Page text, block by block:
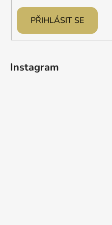
PŘIHLÁSIT SE
Instagram